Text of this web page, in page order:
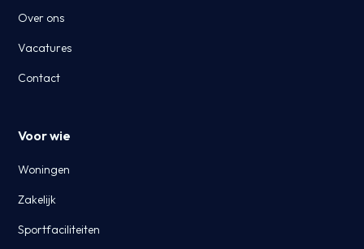
Over ons
Vacatures
Contact
Voor wie
Woningen
Zakelijk
Sportfaciliteiten